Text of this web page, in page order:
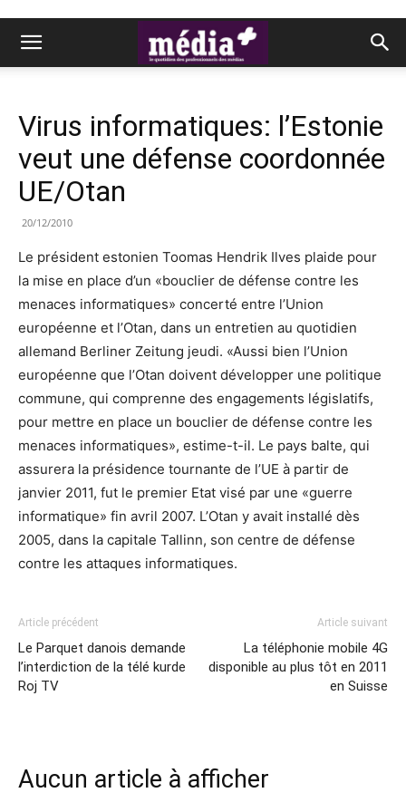
Virus informatiques: l’Estonie
veut une défense coordonnée
UE/Otan
20/12/2010
Le président estonien Toomas Hendrik Ilves plaide pour
la mise en place d’un «bouclier de défense contre les
menaces informatiques» concerté entre l’Union
européenne et l’Otan, dans un entretien au quotidien
allemand Berliner Zeitung jeudi. «Aussi bien l’Union
européenne que l’Otan doivent développer une politique
commune, qui comprenne des engagements législatifs,
pour mettre en place un bouclier de défense contre les
menaces informatiques», estime-t-il. Le pays balte, qui
assurera la présidence tournante de l’UE à partir de
janvier 2011, fut le premier Etat visé par une «guerre
informatique» fin avril 2007. L’Otan y avait installé dès
2005, dans la capitale Tallinn, son centre de défense
contre les attaques informatiques.
Article précédent
Le Parquet danois demande
l’interdiction de la télé kurde
Roj TV
Article suivant
La téléphonie mobile 4G
disponible au plus tôt en 2011
en Suisse
Aucun article à afficher